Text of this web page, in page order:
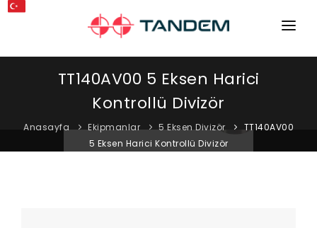
ANA SAYFA
MAKINELER
EKIPMANLAR
TT140AV00 5 Eksen Harici
Kontrollü Divizör
Anasayfa Ekipmanlar 5 Eksen Divizör
TT140AV00
5 Eksen Harici Kontrollü Divizör